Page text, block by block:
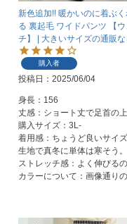
新色追加!! 暖かいのに着ぶ
る 裏起毛 ワイドパンツ 【
チ】 | 大きいサイズの通販
購入者
投稿日 2025/06/04
身長：156
丈感：ショート丈で足首の
購入サイズ：3L-
着用感：ちょうど良いサイ
生地で真冬に単体は寒そう。
ストレッチ感：よく伸びる
カラーについて：画像通り